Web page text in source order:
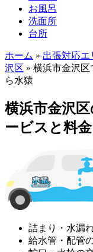
お風呂
洗面所
台所
ホーム » 出張対応エ
沢区 » 横浜市金沢区
ら水猿
横浜市金沢
ービスと料金
詰まり・水漏
給水管・配管